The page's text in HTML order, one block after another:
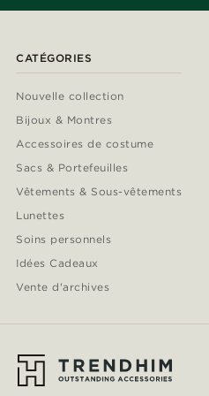
CATÉGORIES
Nouvelle collection
Bijoux & Montres
Accessoires de costume
Sacs & Portefeuilles
Vêtements & Sous-vêtements
Lunettes
Soins personnels
Idées Cadeaux
Vente d'archives